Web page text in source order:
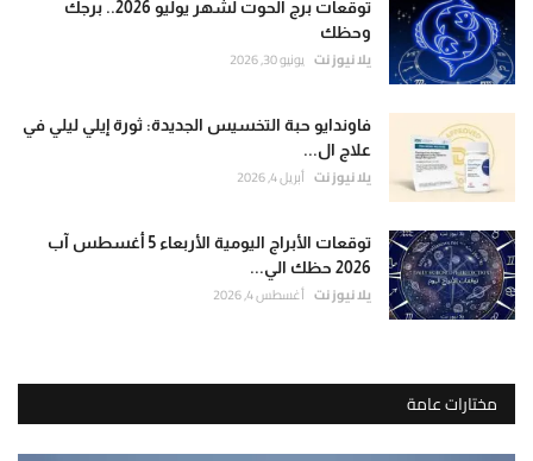
توقعات برج الحوت لشهر يوليو 2026.. برجك
وحظك
يلا نيوز نت يونيو 30, 2026
فاوندايو حبة التخسيس الجديدة: ثورة إيلي ليلي في
علاج ال...
يلا نيوز نت أبريل 4, 2026
توقعات الأبراج اليومية الأربعاء 5 أغسطس آب
2026 حظك الي...
يلا نيوز نت أغسطس 4, 2026
مختارات عامة